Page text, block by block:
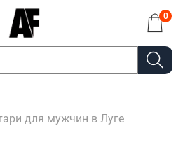
0
для мужчин в Луге